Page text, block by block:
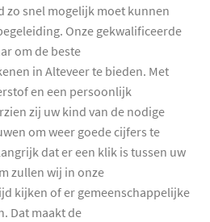
zo snel mogelijk moet kunnen
Onze gekwalificeerde
om de beste
in Alteveer te bieden. Met
en een persoonlijk
zij uw kind van de nodige
om weer goede cijfers te
dat er een klik is tussen uw
zullen wij in onze
kijken of er gemeenschappelijke
Dat maakt de